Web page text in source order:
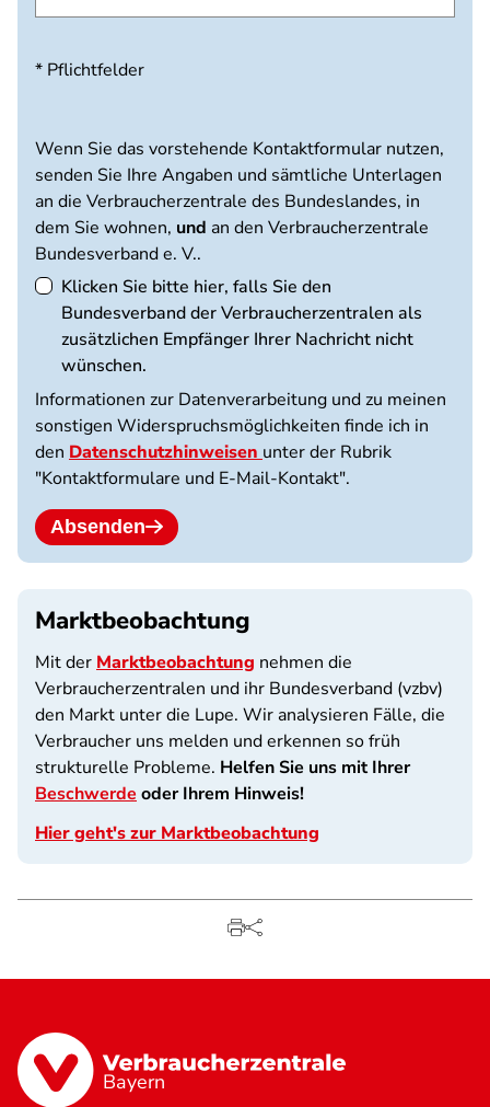
* Pflichtfelder
Wenn Sie das vorstehende Kontaktformular nutzen,
senden Sie Ihre Angaben und sämtliche Unterlagen
an die Verbraucherzentrale des Bundeslandes, in
dem Sie wohnen, und an den Verbraucherzentrale
Bundesverband e. V..
Klicken Sie bitte hier, falls Sie den
Bundesverband der Verbraucherzentralen als
zusätzlichen Empfänger Ihrer Nachricht nicht
wünschen.
Informationen zur Datenverarbeitung und zu meinen
sonstigen Widerspruchsmöglichkeiten finde ich in
den Datenschutzhinweisen unter der Rubrik
"Kontaktformulare und E-Mail-Kontakt".
Absenden
Marktbeobachtung
Mit der Marktbeobachtung nehmen die
Verbraucherzentralen und ihr Bundesverband (vzbv)
den Markt unter die Lupe. Wir analysieren Fälle, die
Verbraucher uns melden und erkennen so früh
strukturelle Probleme. Helfen Sie uns mit Ihrer
Beschwerde oder Ihrem Hinweis!
Hier geht's zur Marktbeobachtung
Bayern